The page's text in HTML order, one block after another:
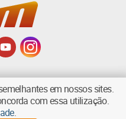
TOPO
em nossos sites.
com essa utilização.
.